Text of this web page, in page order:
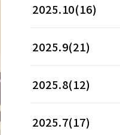
2025.10(16)
2025.9(21)
2025.8(12)
2025.7(17)